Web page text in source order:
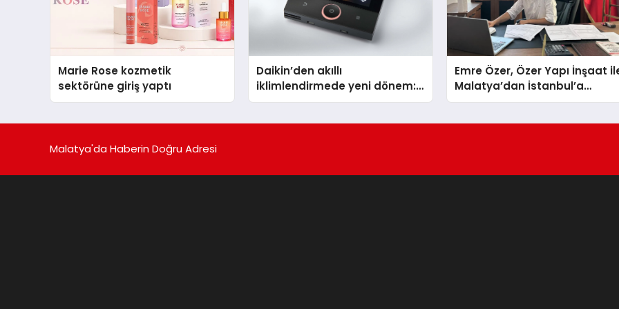
Marie Rose kozmetik
sektörüne giriş yaptı
Daikin’den akıllı
iklimlendirmede yeni dönem:
Madoka Plus Türkiye’de
Emre Özer, Özer Yapı İnşaat
Malatya’dan İstanbul’a
Uzanan Başarı Hikâyesi
Malatya'da Haberin Doğru Adresi